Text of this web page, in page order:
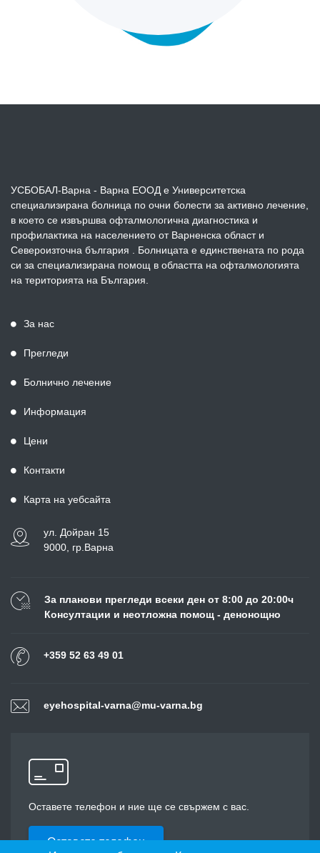
УСБОБАЛ-Варна - Варна ЕООД е Университетска
специализирана болница по очни болести за активно лечение,
в което се извършва офталмологична диагностика и
профилактика на населението от Варненска област и
Североизточна българия . Болницата е единствената по рода
си за специализирана помощ в областта на офталмологията
на територията на България.
За нас
Прегледи
Болнично лечение
Информация
Цени
Контакти
Карта на уебсайта
ул. Дойран 15
9000, гр.Варна
За планови прегледи всеки ден от 8:00 до 20:00ч
Консултации и неотложна помощ - денонощно
+359 52 63 49 01
eyehospital-varna@mu-varna.bg
Оставете телефон и ние ще се свържем с вас.
Оставете телефон